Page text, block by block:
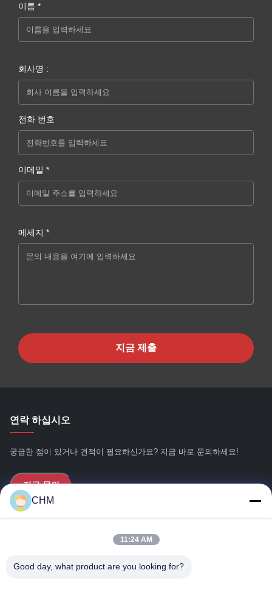
이름 *
회사명 :
전화 번호
이메일 *
메세지 *
지금 제출
연락 하십시오
궁금한 점이 있거나 견적이 필요하신가요? 지금 바로 문의하세요!
지금 문의
CHM
11:24 AM
Good day, what product are you looking for?